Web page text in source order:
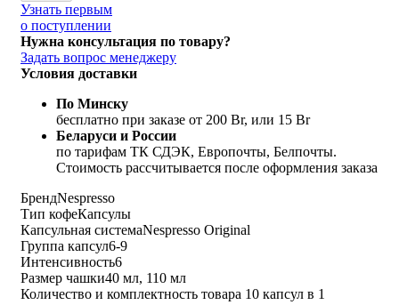
Узнать первым
о поступлении
Нужна консультация по товару?
Задать вопрос менеджеру
Условия доставки
По Минску
бесплатно при заказе от 200 Br, или 15 Br
Беларуси и России
по тарифам ТК СДЭК, Европочты, Белпочты.
Стоимость рассчитывается после оформления заказа
БрендNespresso
Тип кофеКапсулы
Капсульная системаNespresso Original
Группа капсул6-9
Интенсивность6
Размер чашки40 мл, 110 мл
Количество и комплектность товара 10 капсул в 1